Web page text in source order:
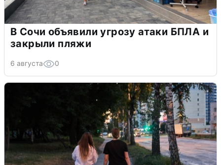
В Сочи объявили угрозу атаки БПЛА и
закрыли пляжи
6 августа 0